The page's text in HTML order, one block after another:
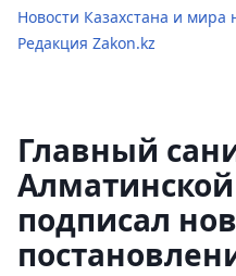
Новости Казахстана и мира
Редакция Zakon.kz
Главный
подписал